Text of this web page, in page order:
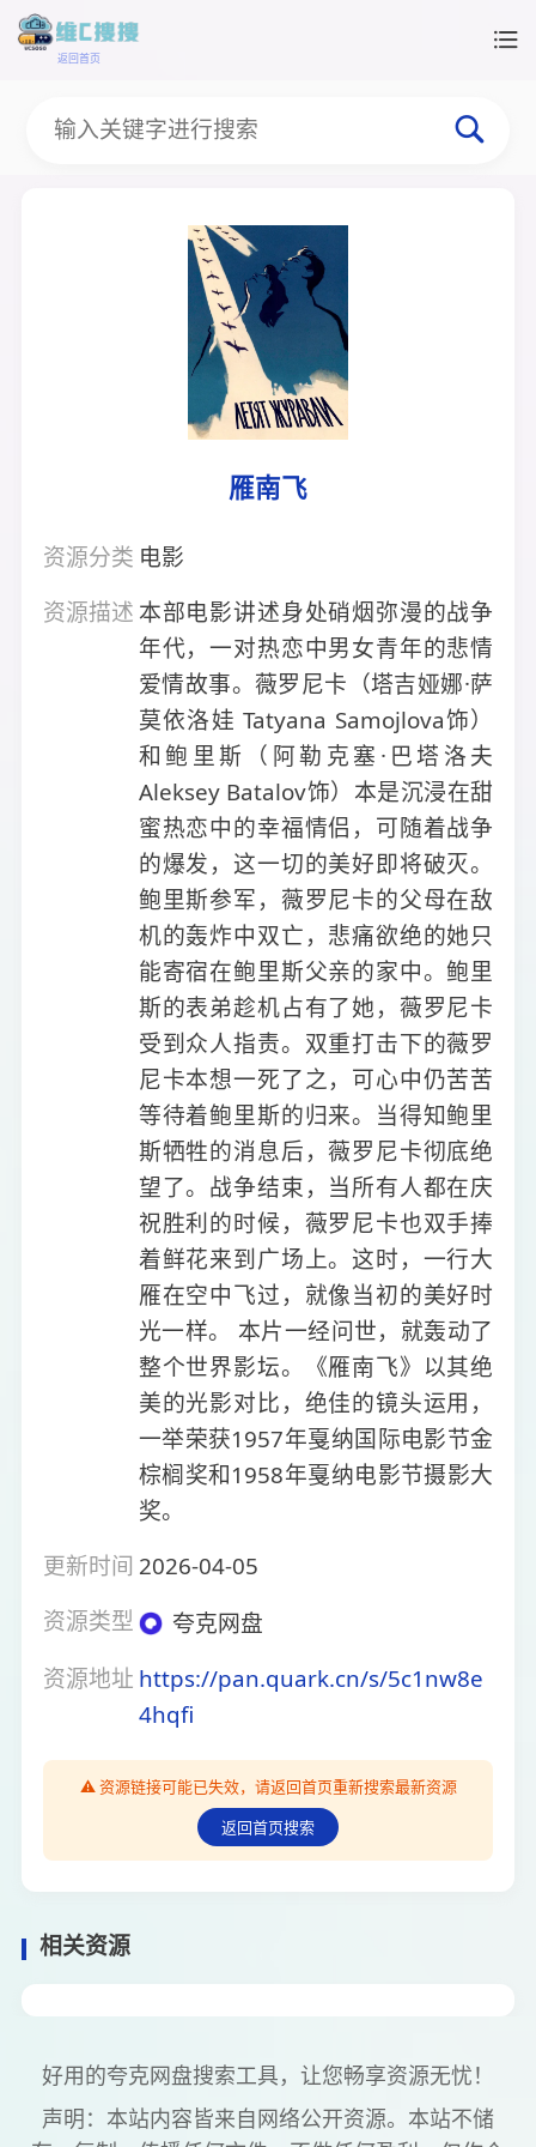
返回首页
雁南飞
资源分类 电影
资源描述 本部电影讲述身处硝烟弥漫的战争
年代，一对热恋中男女青年的悲情
爱情故事。薇罗尼卡（塔吉娅娜·萨
莫依洛娃 Tatyana Samojlova饰）
和鲍里斯（阿勒克塞·巴塔洛夫
Aleksey Batalov饰）本是沉浸在甜
蜜热恋中的幸福情侣，可随着战争
的爆发，这一切的美好即将破灭。
鲍里斯参军，薇罗尼卡的父母在敌
机的轰炸中双亡，悲痛欲绝的她只
能寄宿在鲍里斯父亲的家中。鲍里
斯的表弟趁机占有了她，薇罗尼卡
受到众人指责。双重打击下的薇罗
尼卡本想一死了之，可心中仍苦苦
等待着鲍里斯的归来。当得知鲍里
斯牺牲的消息后，薇罗尼卡彻底绝
望了。战争结束，当所有人都在庆
祝胜利的时候，薇罗尼卡也双手捧
着鲜花来到广场上。这时，一行大
雁在空中飞过，就像当初的美好时
光一样。 本片一经问世，就轰动了
整个世界影坛。《雁南飞》以其绝
美的光影对比，绝佳的镜头运用，
一举荣获1957年戛纳国际电影节金
棕榈奖和1958年戛纳电影节摄影大
奖。
更新时间 2026-04-05
资源类型
夸克网盘
资源地址 https://pan.quark.cn/s/5c1nw8e
4hqfi
⚠️ 资源链接可能已失效，请返回首页重新搜索最新资源
返回首页搜索
相关资源
好用的夸克网盘搜索工具，让您畅享资源无忧！
声明：本站内容皆来自网络公开资源。本站不储